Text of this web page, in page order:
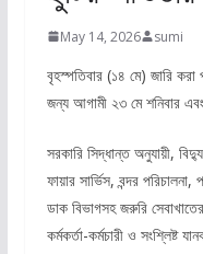
May 14, 2026 sumi
বৃহস্পতিবার (১৪ মে) জারি
জন্য আগামী ২৩ মে শনিবার
সরকারি সিদ্ধান্ত অনুযায়ী,
ফায়ার সার্ভিস, বন্দর
ডাক বিভাগসহ জরুরি
কর্মকর্তা-কর্মচারী ও সংশ্লিষ্ট